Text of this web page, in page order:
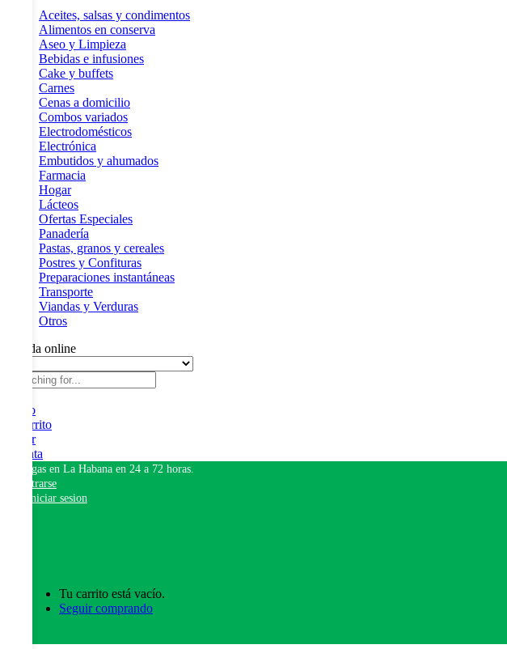
Aceites, salsas y condimentos
Alimentos en conserva
Aseo y Limpieza
Bebidas e infusiones
Cake y buffets
Carnes
Cenas a domicilio
Combos variados
Electrodomésticos
Electrónica
Embutidos y ahumados
Farmacia
Hogar
Lácteos
Ofertas Especiales
Panadería
Pastas, granos y cereales
Postres y Confituras
Preparaciones instantáneas
Transporte
Viandas y Verduras
Otros
Tienda online
Inicio
Carrito
Pagar
Cuenta
Entregas en La Habana en 24 a 72 horas.
Registrarse
Iniciar sesion
Tu carrito está vacío.
Seguir comprando